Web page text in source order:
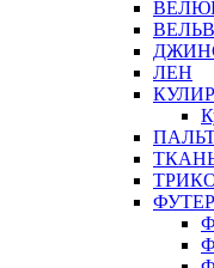
ЛЕН
ФУТЕР